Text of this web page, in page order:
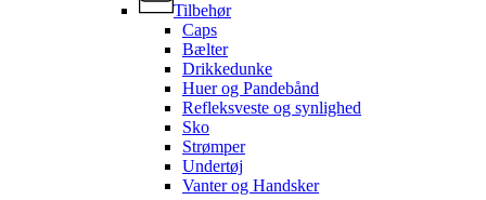
Tilbehør
Caps
Bælter
Drikkedunke
Huer og Pandebånd
Refleksveste og synlighed
Sko
Strømper
Undertøj
Vanter og Handsker